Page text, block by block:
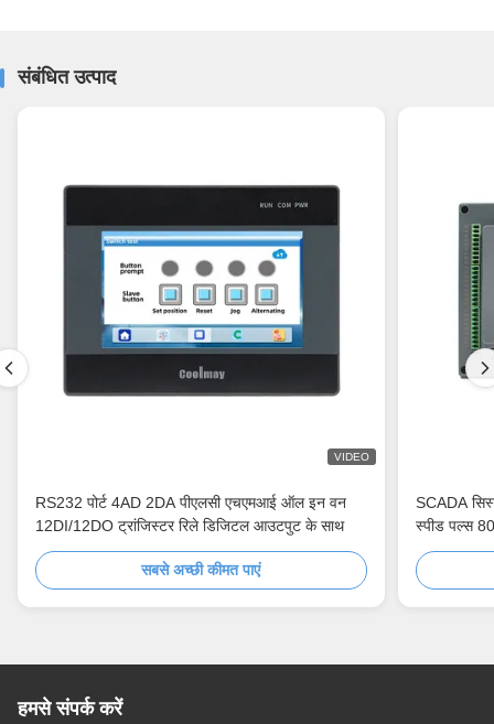
संबंधित उत्पाद
VIDEO
RS232 पोर्ट 4AD 2DA पीएलसी एचएमआई ऑल इन वन
12DI/12DO ट्रांजिस्टर रिले डिजिटल आउटपुट के साथ
सबसे अच्छी कीमत पाएं
SCADA
स्पीड पल्स
हमसे संपर्क करें